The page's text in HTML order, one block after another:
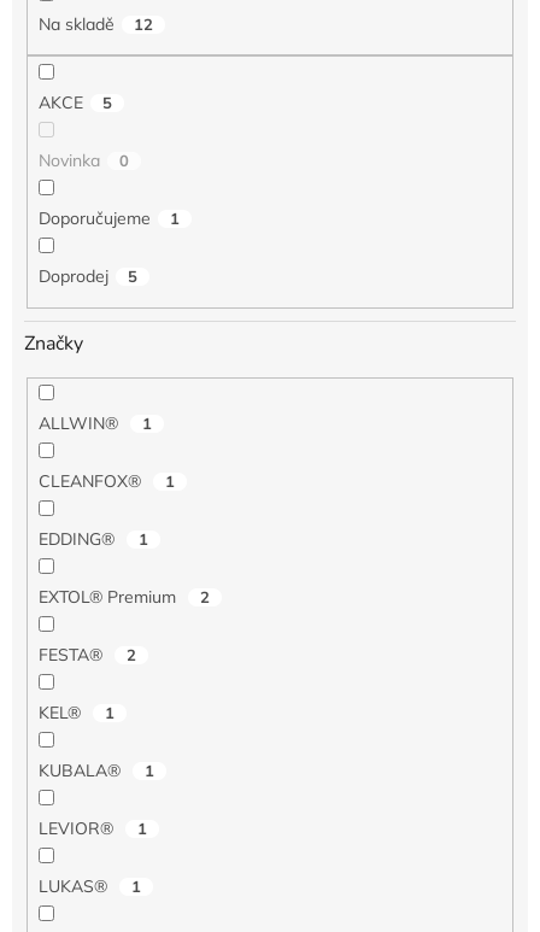
Na skladě 12
AKCE 5
Novinka 0
Doporučujeme 1
Doprodej 5
Značky
ALLWIN® 1
CLEANFOX® 1
EDDING® 1
EXTOL® Premium 2
FESTA® 2
KEL® 1
KUBALA® 1
LEVIOR® 1
LUKAS® 1